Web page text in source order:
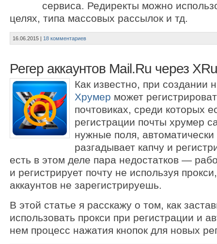
сервиса. Редиректы можно
целях, типа массовых рассылок и тд.
16.06.2015 | 18 комментариев
Регер аккаунтов Mail.Ru через
Как известно, при создании
Хрумер может
почтовиках, среди которых
регистрации почты хрумер
нужные поля,
разгадывает капчу и
есть в этом деле пара недостатков —
и регистрирует почту не используя
аккаунтов не зарегистрируешь.
В этой статье я расскажу о том, как
использовать прокси при регистрации и
нем процесс нажатия кнопок для новых